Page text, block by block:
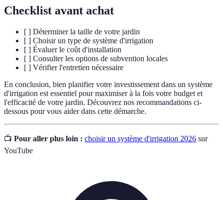
Checklist avant achat
[ ] Déterminer la taille de votre jardin
[ ] Choisir un type de système d'irrigation
[ ] Évaluer le coût d'installation
[ ] Consulter les options de subvention locales
[ ] Vérifier l'entretien nécessaire
En conclusion, bien planifier votre investissement dans un système
d'irrigation est essentiel pour maximiser à la fois votre budget et
l'efficacité de votre jardin. Découvrez nos recommandations ci-
dessous pour vous aider dans cette démarche.
📺 Pour aller plus loin : choisir un système d'irrigation 2026 sur
YouTube